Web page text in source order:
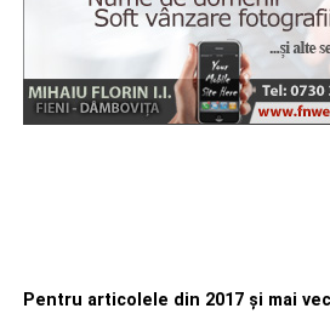
Pentru articolele din 2017 şi mai